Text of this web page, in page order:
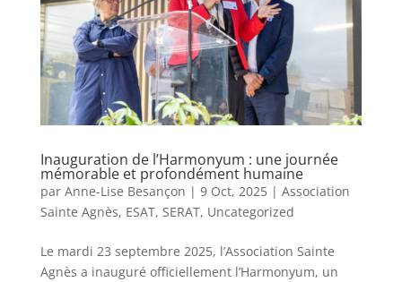
Inauguration de l’Harmonyum : une journée
mémorable et profondément humaine
par Anne-Lise Besançon | 9 Oct, 2025| Association
Sainte Agnès, ESAT, SERAT, Uncategorized
Le mardi 23 septembre 2025, l’Association Sainte
Agnès a inauguré officiellement l’Harmonyum, un